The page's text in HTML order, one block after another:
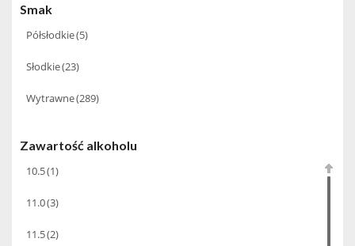
Speri(13)
Vito Curatolo Arini (3)
2016(48)
2017(52)
2018(67)
2019(37)
Smak
Półsłodkie(5)
Słodkie(23)
Wytrawne(289)
Zawartość alkoholu
10.5(1)
11.0(3)
11.5(2)